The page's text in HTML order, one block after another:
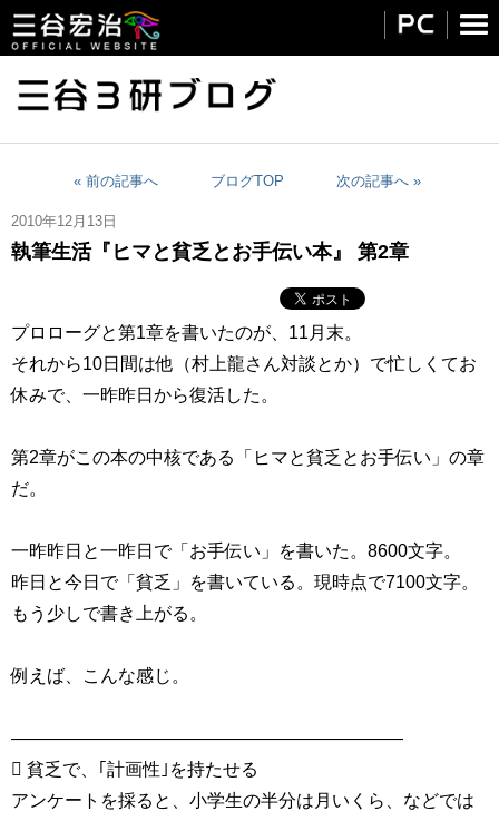
« 前の記事へ ブログTOP 次の記事へ »
2010年12月13日
執筆生活『ヒマと貧乏とお手伝い本』 第2章
プロローグと第1章を書いたのが、11月末。
それから10日間は他（村上龍さん対談とか）で忙しくてお
休みで、一昨昨日から復活した。
第2章がこの本の中核である「ヒマと貧乏とお手伝い」の章
だ。
一昨昨日と一昨日で「お手伝い」を書いた。8600文字。
昨日と今日で「貧乏」を書いている。現時点で7100文字。
もう少しで書き上がる。
例えば、こんな感じ。
——————————————————————
 貧乏で、｢計画性｣を持たせる
アンケートを採ると、小学生の半分は月いくら、などでは